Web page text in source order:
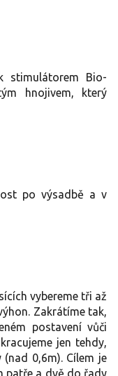
stimulátorem Bio-
hnojivem, který
po výsadbě a v
vybereme tři až
Zakrátíme tak,
postavení vůči
jen tehdy,
0,6m). Cílem je
patře a dvě do řady